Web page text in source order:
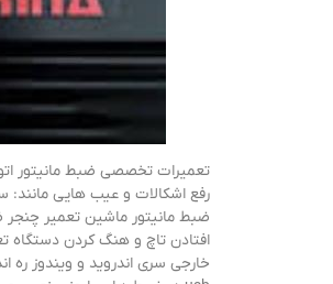
تعمیرات تخصصی ضبط مانیتور